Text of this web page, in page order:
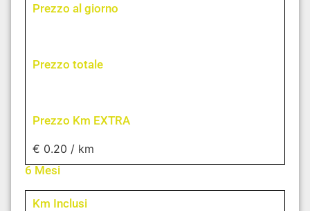
Prezzo al giorno
Prezzo totale
Prezzo Km EXTRA
€ 0.20 / km
6 Mesi
Km Inclusi